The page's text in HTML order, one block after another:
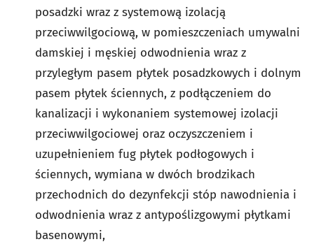
posadzki wraz z systemową izolacją
przeciwwilgociową, w pomieszczeniach umywalni
damskiej i męskiej odwodnienia wraz z
przyległym pasem płytek posadzkowych i dolnym
pasem płytek ściennych, z podłączeniem do
kanalizacji i wykonaniem systemowej izolacji
przeciwwilgociowej oraz oczyszczeniem i
uzupełnieniem fug płytek podłogowych i
ściennych, wymiana w dwóch brodzikach
przechodnich do dezynfekcji stóp nawodnienia i
odwodnienia wraz z antypoślizgowymi płytkami
basenowymi,